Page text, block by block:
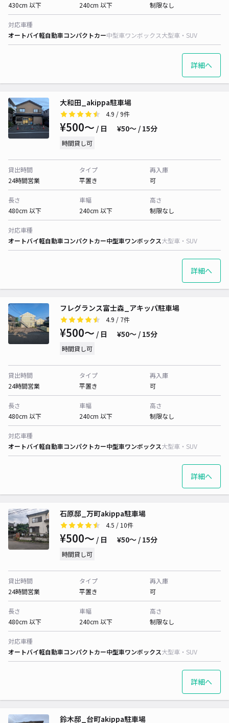
430cm 以下
240cm 以下
制限なし
対応車種
オートバイ軽自動車コンパクトカー中型車ワンボックス大型車・SUV
詳細へ
大和田_akippa駐車場
4.9 / 9件
¥500〜 / 日 ¥50〜 / 15分
時間貸し可
貸出時間
24時間営業
タイプ
平置き
再入庫
可
長さ
480cm 以下
車幅
240cm 以下
高さ
制限なし
対応車種
オートバイ軽自動車コンパクトカー中型車ワンボックス大型車・SUV
詳細へ
フレグランス富士森_アキッパ駐車場
4.9 / 7件
¥500〜 / 日 ¥50〜 / 15分
時間貸し可
貸出時間
24時間営業
タイプ
平置き
再入庫
可
長さ
480cm 以下
車幅
240cm 以下
高さ
制限なし
対応車種
オートバイ軽自動車コンパクトカー中型車ワンボックス大型車・SUV
詳細へ
石原邸_万町akippa駐車場
4.5 / 10件
¥500〜 / 日 ¥50〜 / 15分
時間貸し可
貸出時間
24時間営業
タイプ
平置き
再入庫
可
長さ
480cm 以下
車幅
240cm 以下
高さ
制限なし
対応車種
オートバイ軽自動車コンパクトカー中型車ワンボックス大型車・SUV
詳細へ
鈴木邸_台町akippa駐車場